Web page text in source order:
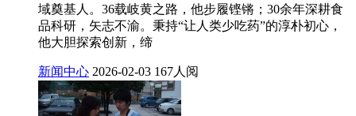
域奠基人。36载岐黄之路，他步履铿锵；30余年深耕食
品科研，矢志不渝。秉持“让人类少吃药”的淳朴初心，
他大胆探索创新，缔
新闻中心 2026-02-03 167人阅